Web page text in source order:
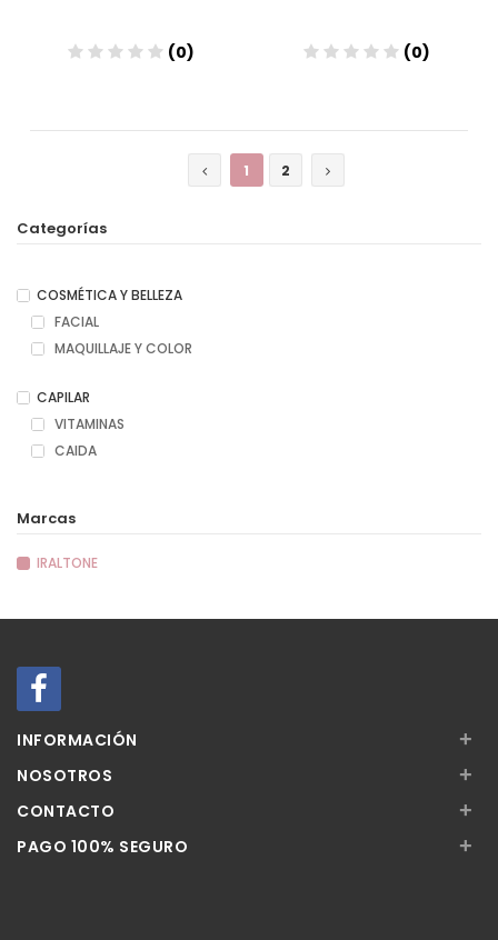
(0) (0)
1
2
Categorías
COSMÉTICA Y BELLEZA
FACIAL
MAQUILLAJE Y COLOR
CAPILAR
VITAMINAS
CAIDA
Marcas
IRALTONE
INFORMACIÓN +
NOSOTROS +
CONTACTO +
PAGO 100% SEGURO +